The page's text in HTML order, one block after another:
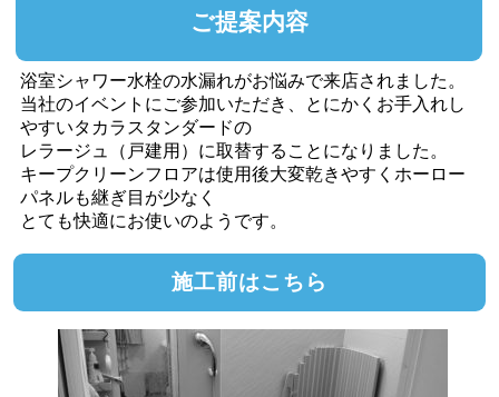
ご提案内容
浴室シャワー水栓の水漏れがお悩みで来店されました。
当社のイベントにご参加いただき、とにかくお手入れし
やすいタカラスタンダードの
レラージュ（戸建用）に取替することになりました。
キープクリーンフロアは使用後大変乾きやすくホーロー
パネルも継ぎ目が少なく
とても快適にお使いのようです。
施工前はこちら